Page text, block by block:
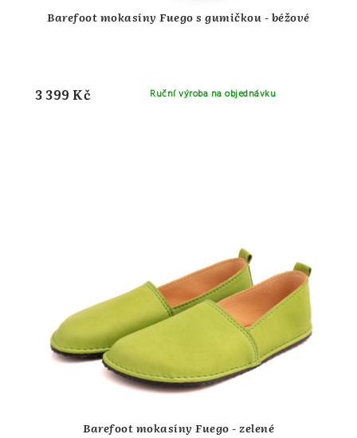
Barefoot mokasíny Fuego s gumičkou - béžové
Ruční výroba na objednávku
3 399 Kč
Barefoot mokasíny Fuego - zelené